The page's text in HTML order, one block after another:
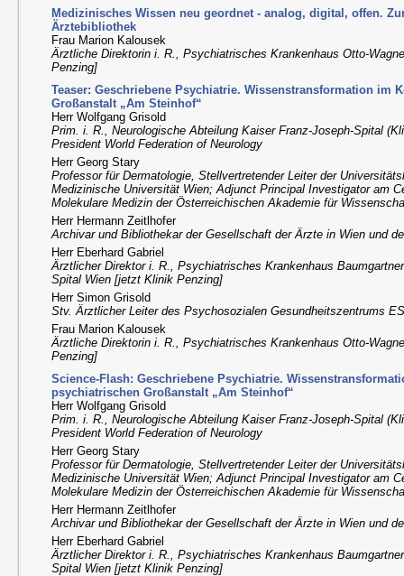
Medizinisches Wissen neu geordnet - analog, digital, offen.
Ärztebibliothek
Frau Marion Kalousek
Ärztliche Direktorin i. R., Psychiatrisches Krankenhaus Otto-
Penzing]
Teaser: Geschriebene Psychiatrie. Wissenstransformation im
Großanstalt „Am Steinhof“
Herr Wolfgang Grisold
Prim. i. R., Neurologische Abteilung Kaiser Franz-Joseph-Spital
President World Federation of Neurology
Herr Georg Stary
Professor für Dermatologie, Stellvertretender Leiter der
Medizinische Universität Wien; Adjunct Principal Investigator am
Molekulare Medizin der Österreichischen Akademie für
Herr Hermann Zeitlhofer
Archivar und Bibliothekar der Gesellschaft der Ärzte in Wien und
Herr Eberhard Gabriel
Ärztlicher Direktor i. R., Psychiatrisches Krankenhaus
Spital Wien [jetzt Klinik Penzing]
Herr Simon Grisold
Stv. Ärztlicher Leiter des Psychosozialen Gesundheitszentrums
Frau Marion Kalousek
Ärztliche Direktorin i. R., Psychiatrisches Krankenhaus Otto-
Penzing]
Science-Flash: Geschriebene Psychiatrie.
psychiatrischen Großanstalt „Am Steinhof“
Herr Wolfgang Grisold
Prim. i. R., Neurologische Abteilung Kaiser Franz-Joseph-Spital
President World Federation of Neurology
Herr Georg Stary
Professor für Dermatologie, Stellvertretender Leiter der
Medizinische Universität Wien; Adjunct Principal Investigator am
Molekulare Medizin der Österreichischen Akademie für
Herr Hermann Zeitlhofer
Archivar und Bibliothekar der Gesellschaft der Ärzte in Wien und
Herr Eberhard Gabriel
Ärztlicher Direktor i. R., Psychiatrisches Krankenhaus
Spital Wien [jetzt Klinik Penzing]